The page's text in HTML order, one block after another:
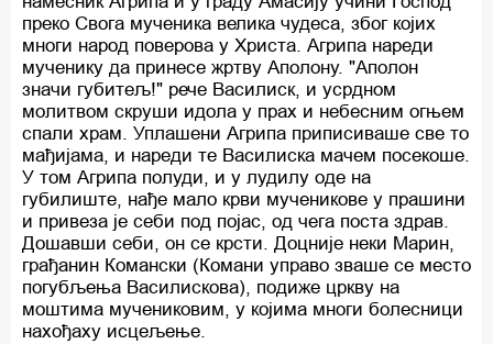
преко Свога мученика велика чудеса, због којих
многи народ поверова у Христа. Агрипа нареди
мученику да принесе жртву Аполону. "Аполон
значи губитељ!" рече Василиск, и усрдном
молитвом скруши идола у прах и небесним огњем
спали храм. Уплашени Агрипа приписиваше све то
мађијама, и нареди те Василиска мачем посекоше.
У том Агрипа полуди, и у лудилу оде на
губилиште, нађе мало крви мученикове у прашини
и привеза је себи под појас, од чега поста здрав.
Дошавши себи, он се крсти. Доцније неки Марин,
грађанин Комански (Комани управо зваше се место
погубљења Василискова), подиже цркву на
моштима мучениковим, у којима многи болесници
нахођаху исцељење.